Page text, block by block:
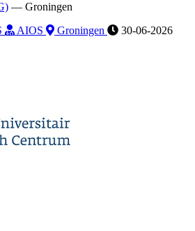
— Groningen
AIOS Groningen 30-06-2026